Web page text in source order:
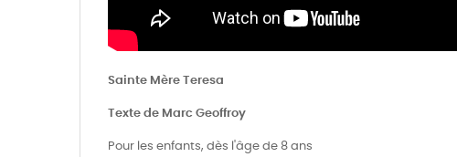
Sainte Mère Teresa
Texte de Marc Geoffroy
Pour les enfants, dès l'âge de 8 ans